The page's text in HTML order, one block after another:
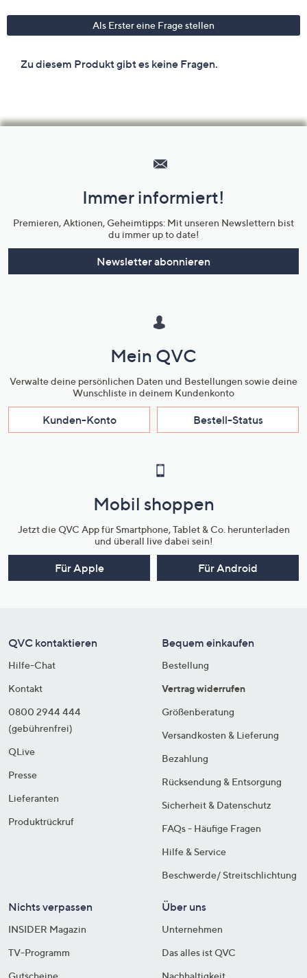
Unternehmensinformationen
Immer informiert!
Premieren, Aktionen, Geheimtipps: Mit unseren Newslettern bist
du immer up to date!
Newsletter abonnieren
Mein QVC
Verwalte deine persönlichen Daten und Bestellungen sowie deine
Wunschliste in deinem Kundenkonto
Kunden-Konto Bestell-Status
Mobil shoppen
Jetzt die QVC App für Smartphone, Tablet & Co. herunterladen
und überall live dabei sein!
Für Apple Für Android
QVC kontaktieren
Hilfe-Chat
Kontakt
0800 2944 444
(gebührenfrei)
QLive
Presse
Lieferanten
Produktrückruf
Bequem einkaufen
Bestellung
Vertrag widerrufen
Größenberatung
Versandkosten & Lieferung
Bezahlung
Rücksendung & Entsorgung
Sicherheit & Datenschutz
FAQs - Häufige Fragen
Hilfe & Service
Beschwerde/ Streitschlichtung
Nichts verpassen
INSIDER Magazin
TV-Programm
Über uns
Unternehmen
Das alles ist QVC